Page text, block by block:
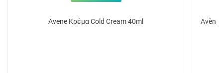
Avene Κρέμα Cold Cream 40ml Avène